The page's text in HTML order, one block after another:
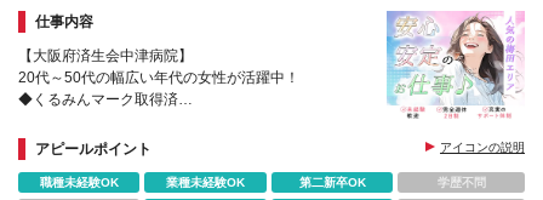
仕事内容
【大阪府済生会中津病院】
20代～50代の幅広い年代の女性が活躍中！
◆くるみんマーク取得済
◆中途採用の9割が未経験で安心サポート♪
◆産育休の取得（ほぼ100％）＆復帰実績多数
アピールポイント アイコンの説明
職種未経験OK 業種未経験OK 第二新卒OK
学歴不問